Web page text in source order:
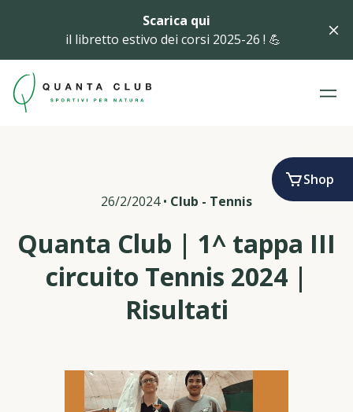
Scarica qui
il libretto estivo dei corsi 2025-26 ! 💪
Shop
26/2/2024• Club - Tennis
Quanta Club | 1^ tappa III
circuito Tennis 2024 |
Risultati